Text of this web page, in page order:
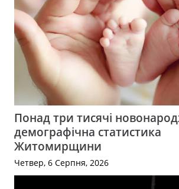
Понад три тисячі
демографічна статистика
Житомирщини
Четвер, 6 Серпня, 2026